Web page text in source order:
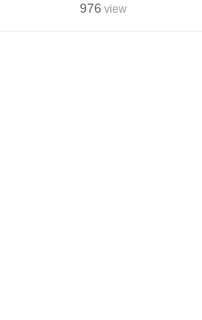
976 view